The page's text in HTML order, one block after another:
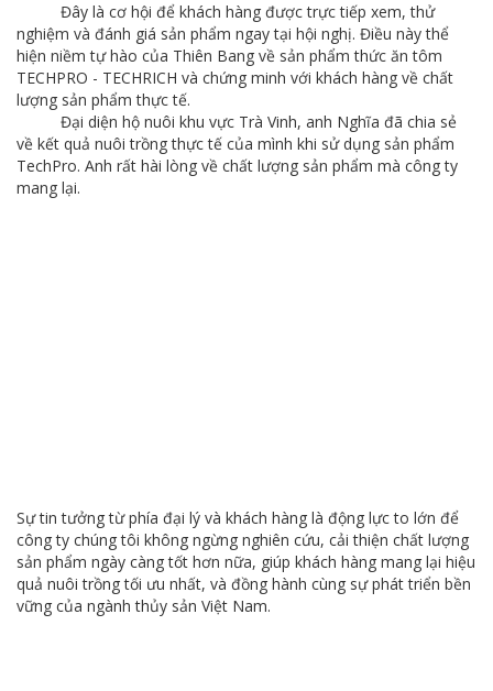
Đây là cơ hội để khách hàng được trực tiếp xem, thử
nghiệm và đánh giá sản phẩm ngay tại hội nghị. Điều này thể
hiện niềm tự hào của Thiên Bang về sản phẩm thức ăn tôm
TECHPRO - TECHRICH và chứng minh với khách hàng về chất
lượng sản phẩm thực tế.
Đại diện hộ nuôi khu vực Trà Vinh, anh Nghĩa đã chia sẻ
về kết quả nuôi trồng thực tế của mình khi sử dụng sản phẩm
TechPro. Anh rất hài lòng về chất lượng sản phẩm mà công ty
mang lại.
Sự tin tưởng từ phía đại lý và khách hàng là động lực to lớn để
công ty chúng tôi không ngừng nghiên cứu, cải thiện chất lượng
sản phẩm ngày càng tốt hơn nữa, giúp khách hàng mang lại hiệu
quả nuôi trồng tối ưu nhất, và đồng hành cùng sự phát triển bền
vững của ngành thủy sản Việt Nam.